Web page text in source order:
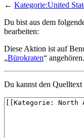
← Kategorie:United
Du bist aus dem
bearbeiten:
Diese Aktion ist auf
„Bürokraten“ angehören.
Du kannst den Quelltext